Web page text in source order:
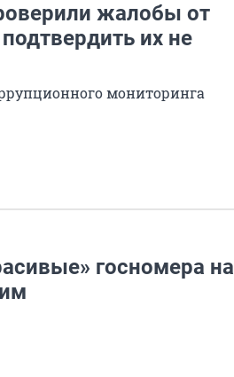
жалобы от
их не
мониторинга
госномера на